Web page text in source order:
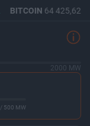
BITCOIN64 425,62
2000 MW
/ 500 MW